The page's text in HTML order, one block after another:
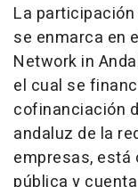
La
se enmarca en
Network in
el cual se
cofinanciación
andaluz de la
empresas, está
pública y